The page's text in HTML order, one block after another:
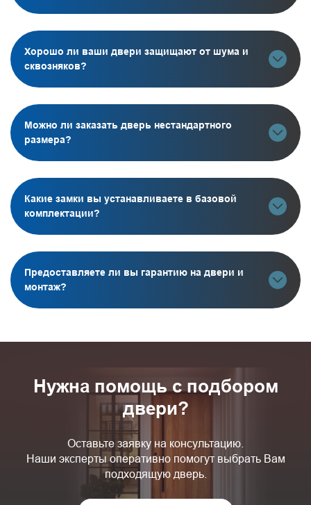
Хорошо ли ваши двери защищают от шума и
сквозняков?
Можно ли заказать дверь нестандартного
размера?
Какие замки вы устанавливаете в базовой
комплектации?
Предоставляете ли вы гарантию на двери и
монтаж?
Нужна помощь с подбором
двери?
Оставьте заявку на консультацию.
Наши эксперты оперативно помогут выбрать Вам
подходящую дверь.